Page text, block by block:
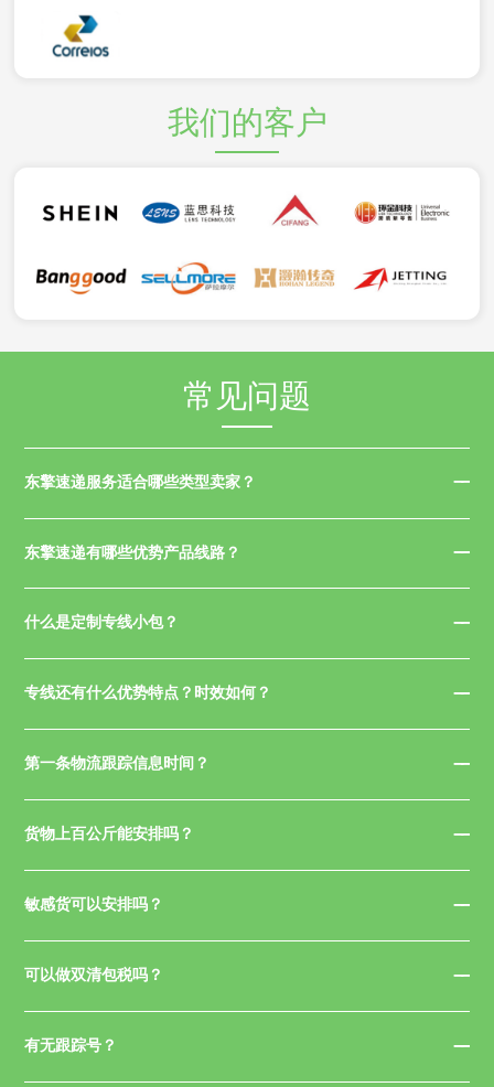
我们的客户
常见问题
东擎速递服务适合哪些类型卖家？
东擎速递有哪些优势产品线路？
什么是定制专线小包？
专线还有什么优势特点？时效如何？
第一条物流跟踪信息时间？
货物上百公斤能安排吗？
敏感货可以安排吗？
可以做双清包税吗？
有无跟踪号？